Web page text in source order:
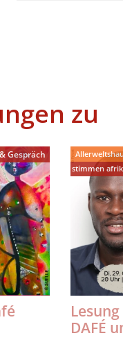
zu
Gespräch
stimmen
DAFÉ